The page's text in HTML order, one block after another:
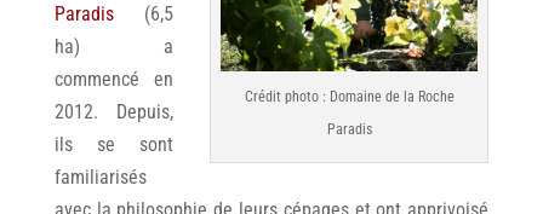
Crédit photo : Domaine de la Roche
Paradis
Paradis (6,5
ha) a
commencé en
2012. Depuis,
ils se sont
familiarisés